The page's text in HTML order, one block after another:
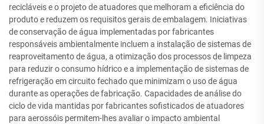
recicláveis e o projeto de atuadores que melhoram a eficiência do
produto e reduzem os requisitos gerais de embalagem. Iniciativas
de conservação de água implementadas por fabricantes
responsáveis ambientalmente incluem a instalação de sistemas de
reaproveitamento de água, a otimização dos processos de limpeza
para reduzir o consumo hídrico e a implementação de sistemas de
refrigeração em circuito fechado que minimizam o uso de água
durante as operações de fabricação. Capacidades de análise do
ciclo de vida mantidas por fabricantes sofisticados de atuadores
para aerossóis permitem-lhes avaliar o impacto ambiental